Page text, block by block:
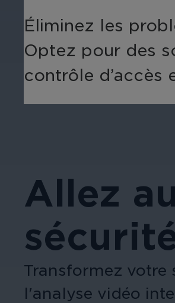
Éliminez les
Optez pour des
contrôle d’accès
Allez
Transformez votre
l'analyse vidéo